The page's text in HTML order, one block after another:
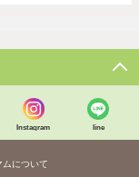
Instagram line
ムについて